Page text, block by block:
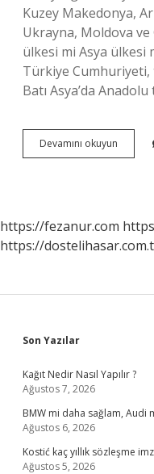
Kuzey Makedonya,
Ukrayna, Moldova
ülkesi mi Asya ülkesi
Türkiye Cumhuriyeti,
Batı Asya’da
Devamını okuyun
Hangi
https://fezanur.com
https://
Sidebar
Son Yazılar
Kağıt Nedir Nasıl Yapılır ?
Ağustos 7, 2026
BMW mi daha sağlam, Audi
Ağustos 6, 2026
Kostić kaç yıllık sözleşme
Ağustos 5, 2026